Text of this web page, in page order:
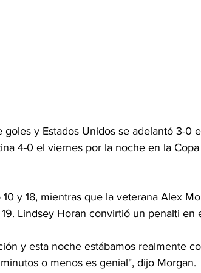
y Estados Unidos se adelantó 3-0
4-0 el viernes por la noche en la
y 18, mientras que la veterana Alex
Lindsey Horan convirtió un penalti en
y esta noche estábamos realmente
o menos es genial", dijo Morgan.